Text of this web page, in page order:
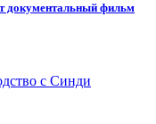
документальный фильм